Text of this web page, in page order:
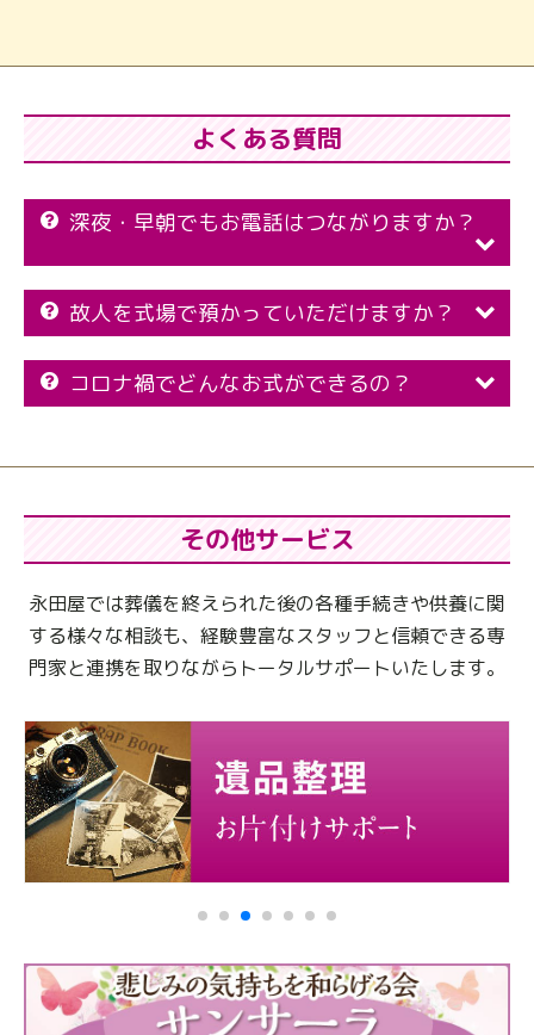
よくある質問
深夜・早朝でもお電話はつながりますか？
故人を式場で預かっていただけますか？
コロナ禍でどんなお式ができるの？
その他サービス
永田屋では葬儀を終えられた後の各種手続きや供養に関
する様々な相談も、 経験豊富なスタッフと信頼できる専
門家と連携を取りながらトータルサポートいたします。